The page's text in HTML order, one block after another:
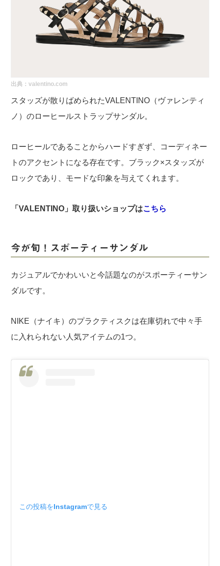
出典：valentino.com
スタッズが散りばめられたVALENTINO（ヴァレンティ
ノ）のローヒールストラップサンダル。
ローヒールであることからハードすぎず、コーディネー
トのアクセントになる存在です。ブラック×スタッズが
ロックであり、モードな印象を与えてくれます。
「VALENTINO」取り扱いショップはこちら
今が旬！スポーティーサンダル
カジュアルでかわいいと今話題なのがスポーティーサン
ダルです。
NIKE（ナイキ）のプラクティスクは在庫切れで中々手
に入れられない人気アイテムの1つ。
この投稿をInstagramで見る